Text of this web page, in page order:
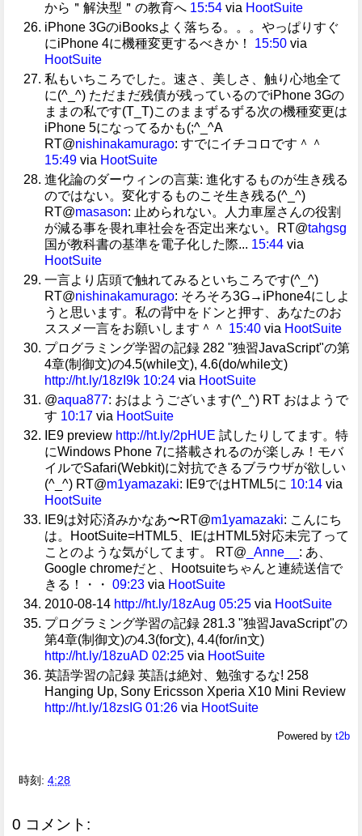
から＂解決型＂の教育へ 15:54 via HootSuite
iPhone 3GのiBooksよく落ちる。。。やっぱりすぐ
にiPhone 4に機種変更するべきか！
15:50 via
HootSuite
私もいちころでした。速さ、美しさ、触り心地全て
に(^_^) ただまだ残債が残っているのでiPhone 3Gの
ままの私です(T_T)このままずるずる次の機種変更は
iPhone 5になってるかも(;^_^A
RT@nishinakamurago: すでにイチコロです＾＾
15:49 via HootSuite
進化論のダーウィンの言葉: 進化するものが生き残る
のではない。変化するものこそ生き残る(^_^)
RT@masason: 止められない。人力車屋さんの役割
が減る事を畏れ車社会を否定出来ない。RT@tahgsg
国が教科書の基準を電子化した際... 15:44 via
HootSuite
一言より店頭で触れてみるといちころです(^_^)
RT@nishinakamurago: そろそろ3G→iPhone4にしよ
うと思います。私の背中をドンと押す、あなたのお
ススメ一言をお願いします＾＾ 15:40 via HootSuite
プログラミング学習の記録 282 "独習JavaScript"の第
4章(制御文)の4.5(while文), 4.6(do/while文)
http://ht.ly/18zI9k 10:24 via HootSuite
@aqua877: おはようございます(^_^) RT おはようで
す 10:17 via HootSuite
IE9 preview http://ht.ly/2pHUE 試したりしてます。特
にWindows Phone 7に搭載されるのが楽しみ！モバ
イルでSafari(Webkit)に対抗できるブラウザが欲しい
(^_^) RT@m1yamazaki: IE9ではHTML5に 10:14 via
HootSuite
IE9は対応済みかなあ〜RT@m1yamazaki: こんにち
は。HootSuite=HTML5、IEはHTML5対応未完了って
ことのような気がしてます。 RT@ _Anne__ : あ、
Google chromeだと、Hootsuiteちゃんと連続送信で
きる！・・ 09:23 via HootSuite
2010-08-14 http://ht.ly/18zAug 05:25 via HootSuite
プログラミング学習の記録 281.3 "独習JavaScript"の
第4章(制御文)の4.3(for文), 4.4(for/in文)
http://ht.ly/18zuAD 02:25 via HootSuite
英語学習の記録 英語は絶対、勉強するな! 258
Hanging Up, Sony Ericsson Xperia X10 Mini Review
http://ht.ly/18zsIG 01:26 via HootSuite
Powered by t2b
時刻: 4:28
0 コメント: